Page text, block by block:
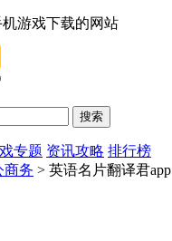
游戏下载的网站
专题 资讯攻略 排行榜
商务 > 英语名片翻译君app